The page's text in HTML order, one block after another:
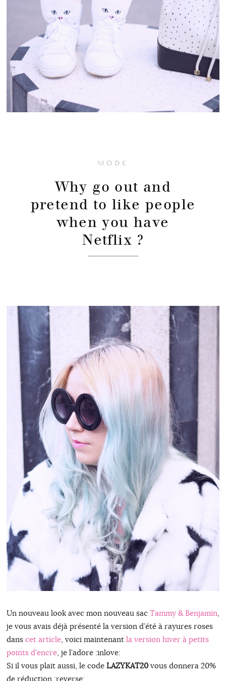
MODE
Why go out and
pretend to like people
when you have
Netflix ?
Un nouveau look avec mon nouveau sac Tammy & Benjamin
je vous avais déjà présenté la version d’été à rayures roses
dans cet article, voici maintenant la version hiver à petits
points d’encre, je l’adore :inlove:
Si il vous plait aussi, le code LAZYKAT20vous donnera 20%
de réduction :reverse: